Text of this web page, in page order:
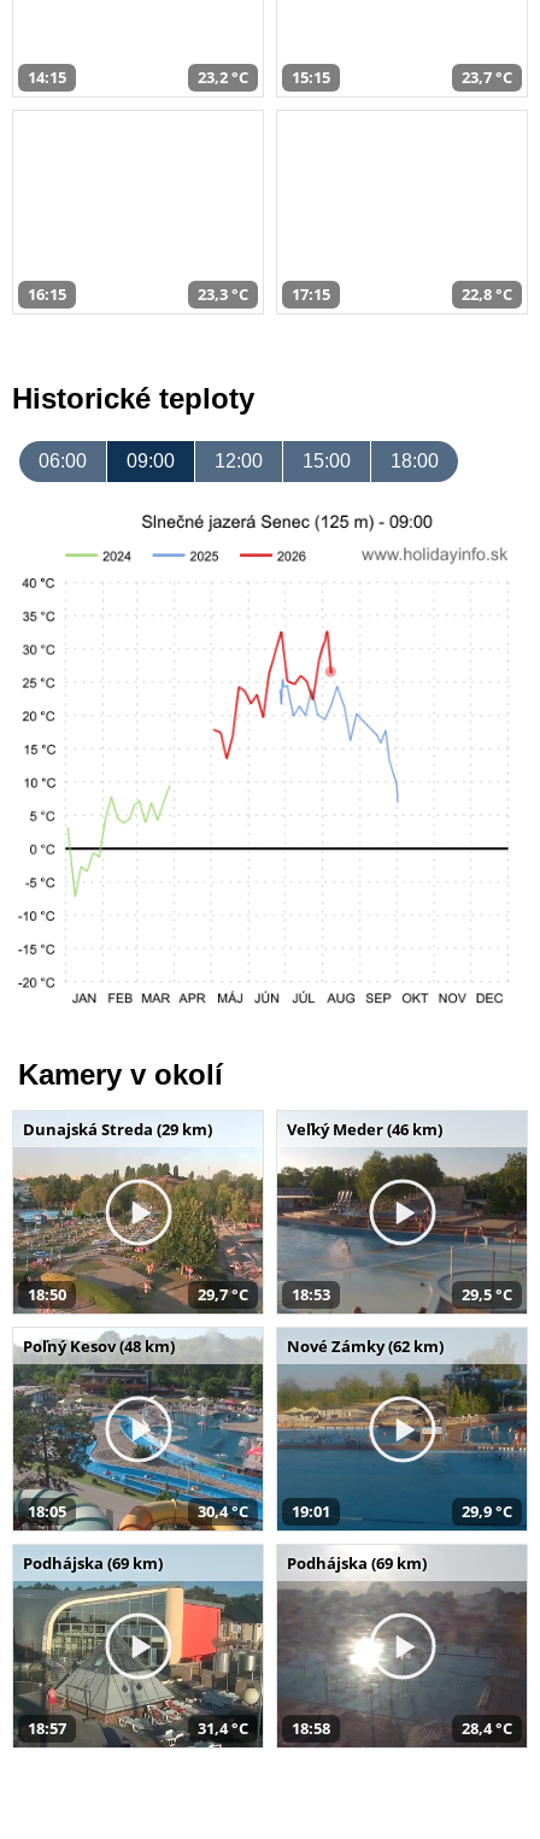
14:15 23,2 °C 15:15 23,7 °C
16:15 23,3 °C 17:15 22,8 °C
Historické teploty
06:00 09:00 12:00 15:00 18:00
Kamery v okolí
Dunajská Streda (29 km)
18:50 29,7 °C
Veľký Meder (46 km)
18:53 29,5 °C
Poľný Kesov (48 km)
18:05 30,4 °C
Nové Zámky (62 km)
19:01 29,9 °C
Podhájska (69 km)
18:57 31,4 °C
Podhájska (69 km)
18:58 28,4 °C